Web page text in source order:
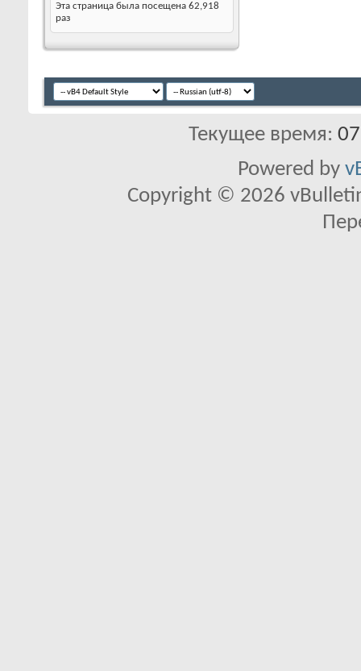
Эта страница была посещена 62,918
раз
Текущее время:
Powered by
Copyright © 2026